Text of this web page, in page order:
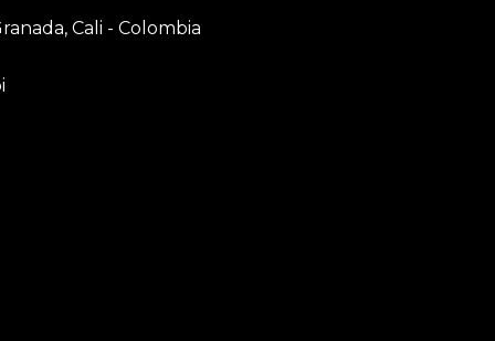
Cali - Colombia